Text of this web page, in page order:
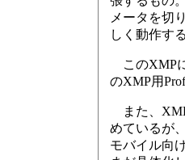
メータを切
しく動作す
このXMP
のXMP用
また、
めているが
モバイル向